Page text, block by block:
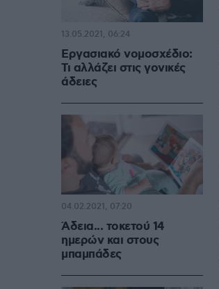
Εργασιακό νομοσχέδιο:
Τι αλλάζει στις γονικές
άδειες
13.05.2021, 06:24
Άδεια... τοκετού 14
ημερών και στους
μπαμπάδες
04.02.2021, 07:20